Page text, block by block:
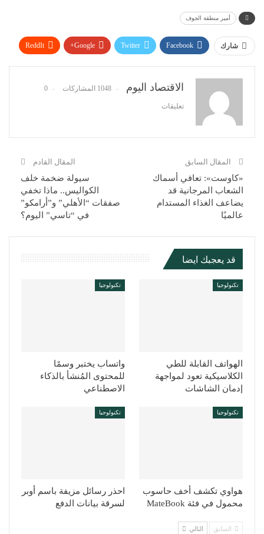
أمير منطقة الجوف
شارك Facebook
Twitter
Google+
ReddIt
الاقتصاد اليوم 1048 المشاركات 0
تعليقات
المقال السابق
«كاوست»: تعافي أسماك
الشعاب المرجانية قد
يضاعف الغذاء المستدام
عالميًا
المقال القادم
سيولة ضخمة خلف
الكواليس.. ماذا تخفي
صفقات “الأهلي” و”أرامكو”
في “تاسي” اليوم؟
قد يعجبك ايضا
تكنولوجيا
الهواتف القابلة للطي
الكلاسيكية تعود لمواجهة
إدمان الشاشات
تكنولوجيا
واتساب يختبر وسمًا
للمحتوى المُنشأ بالذكاء
الاصطناعي
تكنولوجيا
هواوي تكشف أخف حاسوب
محمول في فئة MateBook
تكنولوجيا
احذر رسائل مزيفة باسم أوبر
لسرقة بيانات الدفع
السابق التالي